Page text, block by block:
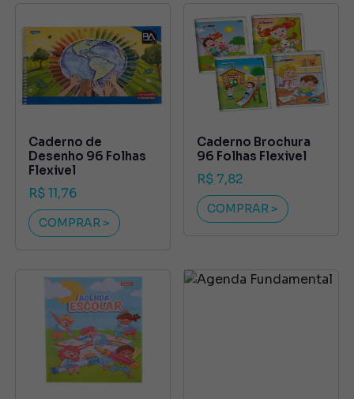
Caderno de
Desenho 96 Folhas
Flexivel
R$ 11,76
COMPRAR >
Caderno Brochura
96 Folhas Flexivel
R$ 7,82
COMPRAR >